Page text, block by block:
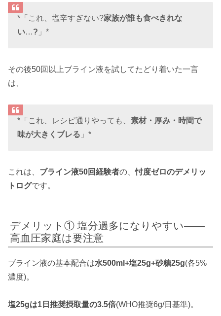
*「これ、塩辛すぎない?家族が誰も食べきれな
い…? 」*
その後50回以上ブライン液を試してたどり着いた一言
は、
*「これ、レシピ通りやっても、素材・厚み・時間で
味が大きくブレる 」*
これは、 ブライン液50回経験者の、忖度ゼロのデメリッ
トログです。
デメリット① 塩分過多になりやすい——
高血圧家庭は要注意
ブライン液の基本配合は水500ml+塩25g+砂糖25g(各5%
濃度)。
塩25gは1日推奨摂取量の3.5倍(WHO推奨6g/日基準)。